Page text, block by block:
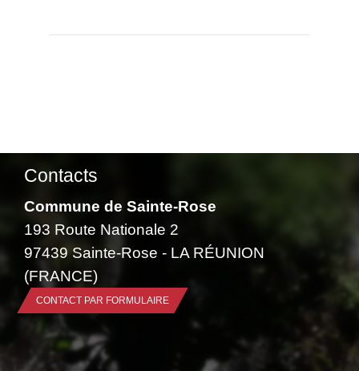
Contacts
Commune de Sainte-Rose
193 Route Nationale 2
97439 Sainte-Rose - LA RÉUNION
(FRANCE)
CONTACT PAR FORMULAIRE